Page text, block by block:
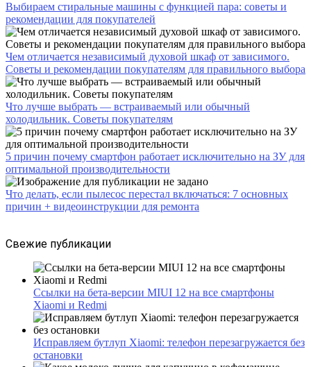
Выбираем стиральные машины с функцией пара: советы и
рекомендации для покупателей
Чем отличается независимый духовой шкаф от зависимого.
Советы и рекомендации покупателям для правильного выбора
Что лучше выбрать — встраиваемый или обычный
холодильник. Советы покупателям
5 причин почему смартфон работает исключительно на ЗУ для
оптимальной производительности
Что делать, если пылесос перестал включаться: 7 основных
причин + видеоинструкции для ремонта
Свежие публикации
Ссылки на бета-версии MIUI 12 на все смартфоны
Xiaomi и Redmi
Исправляем бутлуп Xiaomi: телефон перезагружается без
остановки